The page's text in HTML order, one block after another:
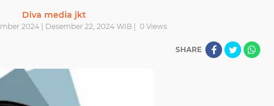
Diva media jkt
2024 | Desember 22, 2024 WIB | 0Views
SHARE